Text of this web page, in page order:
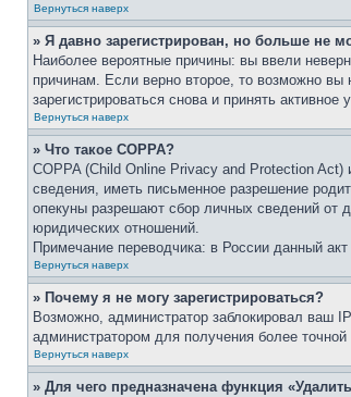
Вернуться наверх
» Я давно зарегистрирован, но больше не
Наиболее вероятные причины: вы ввели
причинам. Если верно второе, то возможно
зарегистрироваться снова и принять активное
Вернуться наверх
» Что такое COPPA?
COPPA (Child Online Privacy and Protection
сведения, иметь письменное разрешение
опекуны разрешают сбор личных сведений от
юридических отношений.
Примечание переводчика: в России данный
Вернуться наверх
» Почему я не могу зарегистрироваться?
Возможно, администратор заблокировал ваш
администратором для получения более
Вернуться наверх
» Для чего предназначена функция